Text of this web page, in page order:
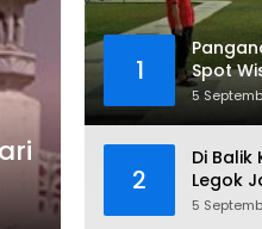
1
Spot
5
2
Di Balik
Legok
5